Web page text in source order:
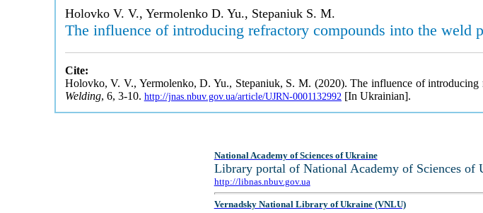
Holovko V. V., Yermolenko D. Yu., Stepaniuk S. M.
The influence of introducing refractory compounds into the weld
Cite:
Holovko, V. V., Yermolenko, D. Yu., Stepaniuk, S. M. (2020). The influence of
Welding, 6, 3-10. http://jnas.nbuv.gov.ua/article/UJRN-0001132992 [In Ukrainian].
National Academy of Sciences of Ukraine
Library portal of National Academy of Sciences of
http://libnas.nbuv.gov.ua
Vernadsky National Library of Ukraine (VNLU)